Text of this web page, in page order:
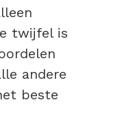
twijfel is
andere
beste